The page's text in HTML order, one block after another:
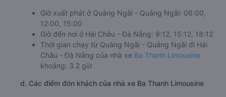
Giờ xuất phát ở Quảng Ngãi - Quảng Ngãi: 06:00,
12:00, 15:00
Giờ đến nơi ở Hải Châu - Đà Nẵng: 9:12, 15:12, 18:12
Thời gian chạy từ Quảng Ngãi - Quảng Ngãi đi Hải
Châu - Đà Nẵng của nhà xe Ba Thanh Limousine
khoảng: 3.2 giờ
d. Các điểm đón khách của nhà xe Ba Thanh Limousine